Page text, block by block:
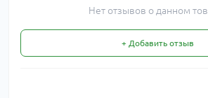
Нет отзывов о данном
+ Добавить отзыв